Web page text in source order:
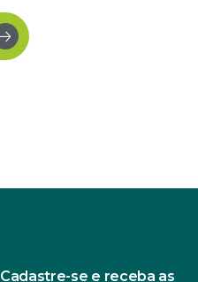
Cadastre-se e receba as